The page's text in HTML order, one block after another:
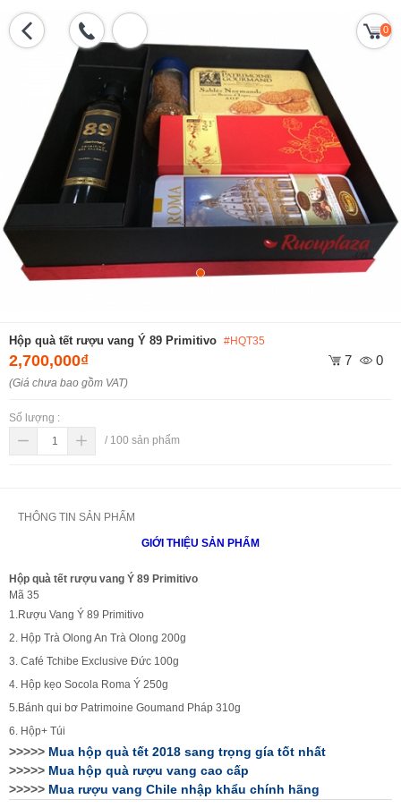
0
Hộp quà tết rượu vang Ý 89 Primitivo #HQT35
2,700,000₫ 7 0
(Giá chưa bao gồm VAT)
Số lượng :
/ 100 sản phẩm
THÔNG TIN SẢN PHẨM
GIỚI THIỆU SẢN PHẨM
Hộp quà tết rượu vang Ý 89 Primitivo
Mã 35
1.Rượu Vang Ý 89 Primitivo
2. Hộp Trà Olong An Trà Olong 200g
3. Café Tchibe Exclusive Đức 100g
4. Hộp kẹo Socola Roma Ý 250g
5.Bánh qui bơ Patrimoine Goumand Pháp 310g
6. Hộp+ Túi
>>>>> Mua hộp quà tết 2018 sang trọng gía tốt nhất
>>>>> Mua hộp quà rượu vang cao cấp
>>>>> Mua rượu vang Chile nhập khẩu chính hãng